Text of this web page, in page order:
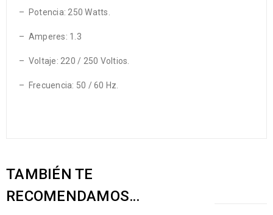
– Potencia: 250 Watts.
– Amperes: 1.3
– Voltaje: 220 / 250 Voltios.
– Frecuencia: 50 / 60 Hz.
TAMBIÉN TE
RECOMENDAMOS…